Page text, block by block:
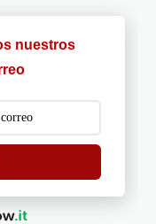
nuestros